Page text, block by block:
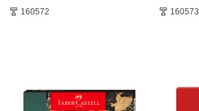
160572 160573